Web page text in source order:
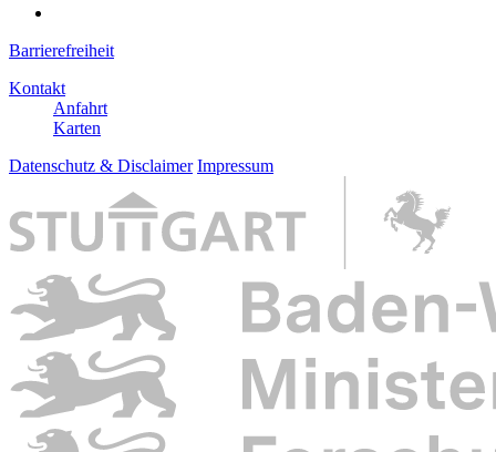
Barrierefreiheit
Kontakt
Anfahrt
Karten
Datenschutz & Disclaimer Impressum